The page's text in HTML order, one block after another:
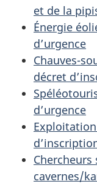
et de la
Énergie
d’urgence
Chauves-
décret
d’urgence
cavernes/